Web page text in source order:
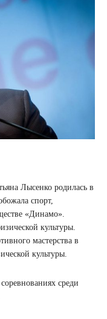
Лысенко родилась в
спорт,
«Динамо».
культуры.
мастерства в
культуры.
среди